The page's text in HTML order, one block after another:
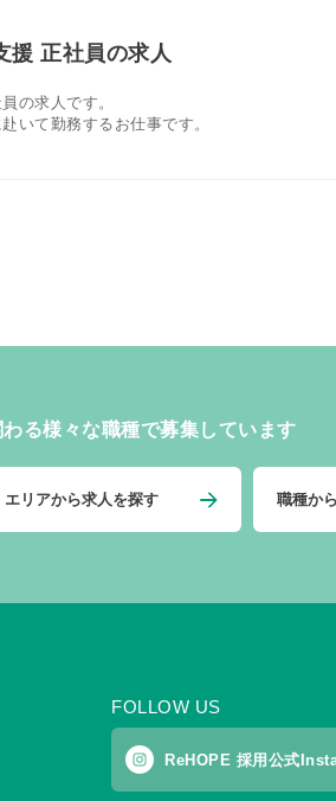
援 正社員の求人
の求人です。
いて勤務するお仕事です。
わる様々な職種で募集しています
エリアから求人を探す 職種か
FOLLOW US
ReHOPE 採用公式